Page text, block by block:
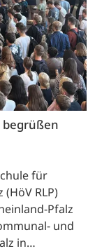
begrüßen
für
RLP)
Pfalz
und
in…